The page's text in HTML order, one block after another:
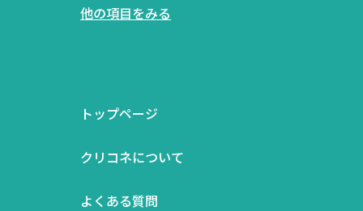
他の項目をみる
トップページ
クリコネについて
よくある質問